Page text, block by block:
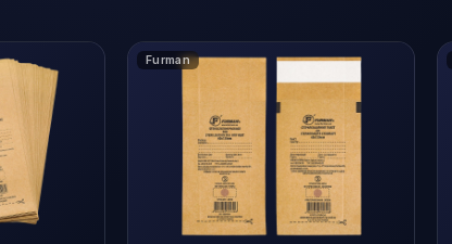
ОБ'ЄМ
1000 мл
Дезинфектор
Furman